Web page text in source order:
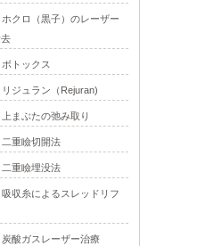
ホクロ（黒子）のレーザー
去
ボトックス
リジュラン（Rejuran)
上まぶたの弛み取り
二重瞼切開法
二重瞼埋没法
吸収糸によるスレッドリフ
炭酸ガスレーザー治療